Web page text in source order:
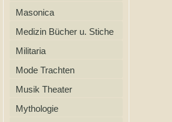
Masonica
Medizin Bücher u. Stiche
Militaria
Mode Trachten
Musik Theater
Mythologie